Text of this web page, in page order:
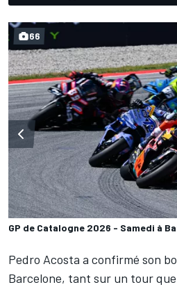
GP de Catalogne 2026 - Samedi à
66
Pedro Acosta a confirmé son
Barcelone, tant sur un tour